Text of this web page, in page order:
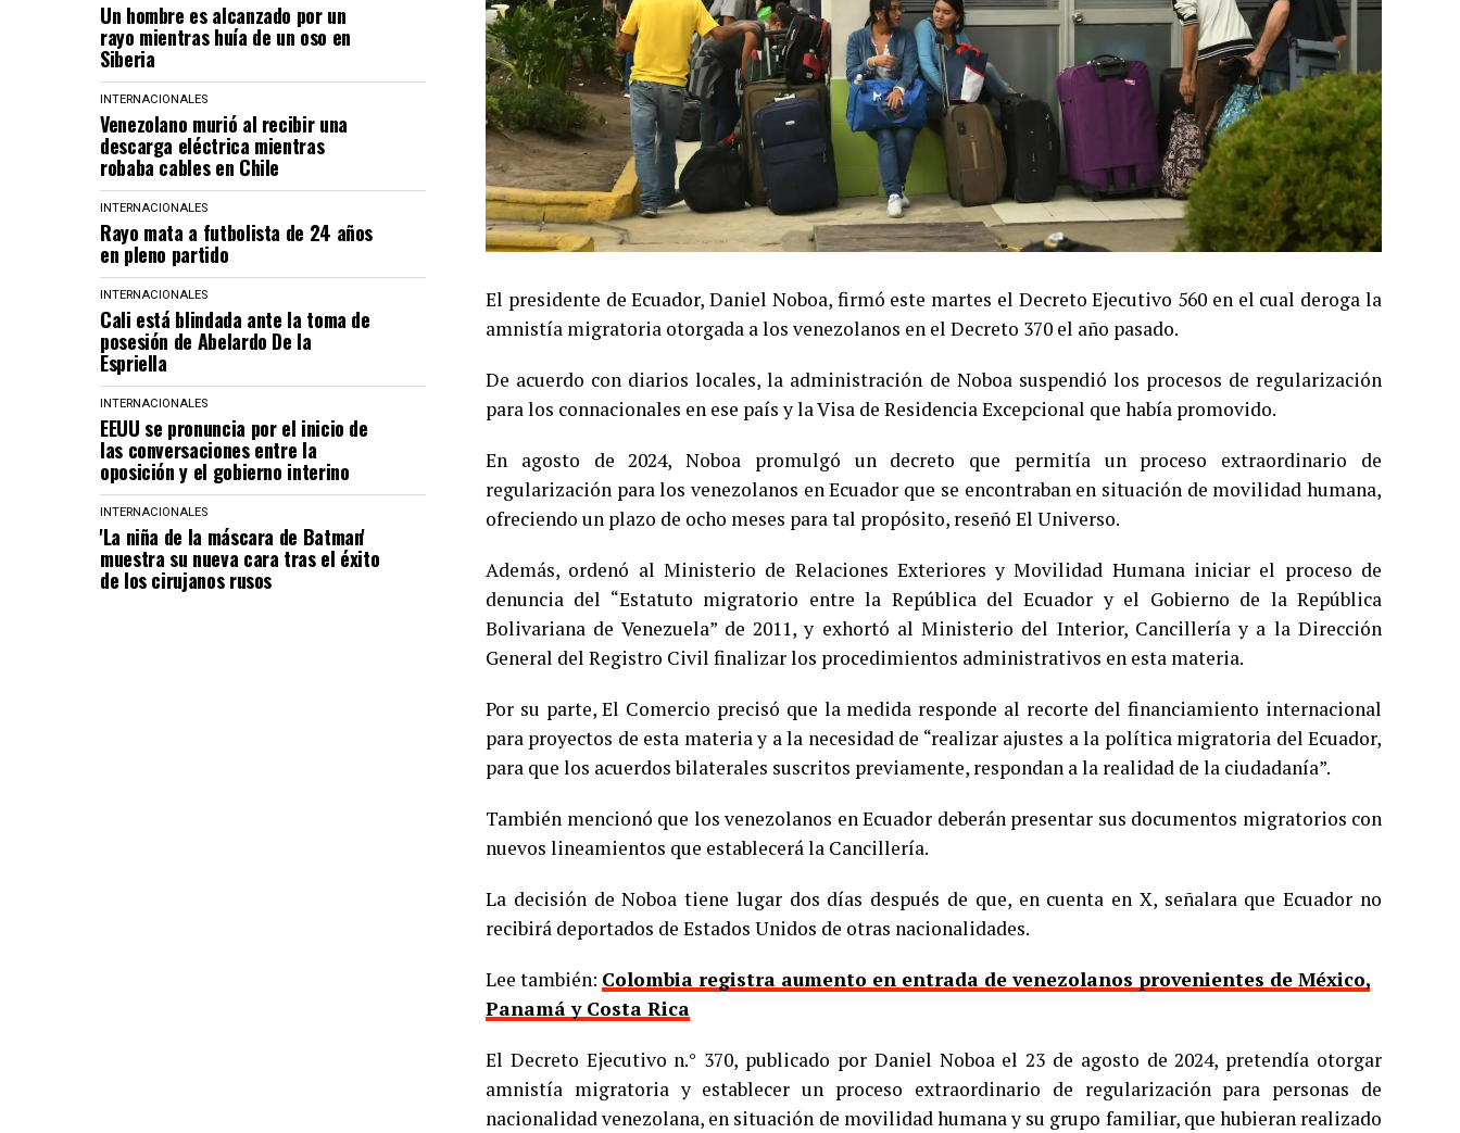
Un hombre es alcanzado por un
rayo mientras huía de un oso en
Siberia
INTERNACIONALES
Venezolano murió al recibir una
descarga eléctrica mientras
robaba cables en Chile
INTERNACIONALES
Rayo mata a futbolista de 24 años
en pleno partido
INTERNACIONALES
Cali está blindada ante la toma de
posesión de Abelardo De la
Espriella
INTERNACIONALES
EEUU se pronuncia por el inicio de
las conversaciones entre la
oposición y el gobierno interino
INTERNACIONALES
'La niña de la máscara de Batman'
muestra su nueva cara tras el éxito
de los cirujanos rusos
El presidente de Ecuador, Daniel Noboa, firmó este martes el Decreto Ejecutivo 560 en el cual deroga la
amnistía migratoria otorgada a los venezolanos en el Decreto 370 el año pasado.
De acuerdo con diarios locales, la administración de Noboa suspendió los procesos de regularización
para los connacionales en ese país y la Visa de Residencia Excepcional que había promovido.
En agosto de 2024, Noboa promulgó un decreto que permitía un proceso extraordinario de
regularización para los venezolanos en Ecuador que se encontraban en situación de movilidad humana,
ofreciendo un plazo de ocho meses para tal propósito, reseñó El Universo.
Además, ordenó al Ministerio de Relaciones Exteriores y Movilidad Humana iniciar el proceso de
denuncia del “Estatuto migratorio entre la República del Ecuador y el Gobierno de la República
Bolivariana de Venezuela” de 2011, y exhortó al Ministerio del Interior, Cancillería y a la Dirección
General del Registro Civil finalizar los procedimientos administrativos en esta materia.
Por su parte, El Comercio precisó que la medida responde al recorte del financiamiento internacional
para proyectos de esta materia y a la necesidad de “realizar ajustes a la política migratoria del Ecuador,
para que los acuerdos bilaterales suscritos previamente, respondan a la realidad de la ciudadanía”.
También mencionó que los venezolanos en Ecuador deberán presentar sus documentos migratorios con
nuevos lineamientos que establecerá la Cancillería.
La decisión de Noboa tiene lugar dos días después de que, en cuenta en X, señalara que Ecuador no
recibirá deportados de Estados Unidos de otras nacionalidades.
Lee también: Colombia registra aumento en entrada de venezolanos provenientes de México,
Panamá y Costa Rica
El Decreto Ejecutivo n.° 370, publicado por Daniel Noboa el 23 de agosto de 2024, pretendía otorgar
amnistía migratoria y establecer un proceso extraordinario de regularización para personas de
nacionalidad venezolana, en situación de movilidad humana y su grupo familiar, que hubieran realizado